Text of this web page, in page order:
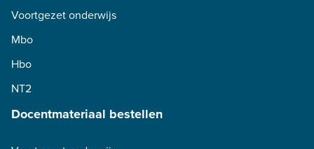
Voortgezet onderwijs
Mbo
Hbo
NT2
Docentmateriaal bestellen